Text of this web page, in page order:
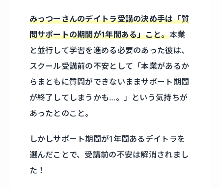
みっつーさんのデイトラ受講の決め手は「質
問サポートの期間が1年間ある」こと。本業
と並行して学習を進める必要のあった彼は、
スクール受講前の不安として「本業があるか
らまともに質問ができないままサポート期間
が終了してしまうかも…。」という気持ちが
あったとのこと。
しかしサポート期間が1年間あるデイトラを
選んだことで、受講前の不安は解消されまし
た！